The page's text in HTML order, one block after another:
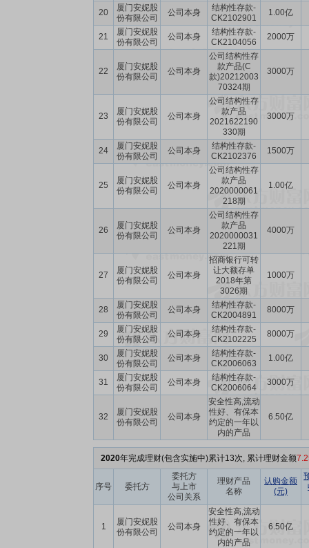
20
厦门安妮股
份有限公司
公司本身
结构性存款-
CK2102901
1.00亿
21
厦门安妮股
份有限公司
公司本身
结构性存款-
CK2104056
2000万
22
厦门安妮股
份有限公司
公司本身
公司结构性存
款产品(C
款)20212003
70324期
3000万
23
厦门安妮股
份有限公司
公司本身
公司结构性存
款产品
2021622190
330期
3000万
24
厦门安妮股
份有限公司
公司本身
结构性存款-
CK2102376
1500万
25
厦门安妮股
份有限公司
公司本身
公司结构性存
款产品
2020000061
218期
1.00亿
26
厦门安妮股
份有限公司
公司本身
公司结构性存
款产品
2020000031
221期
4000万
27
厦门安妮股
份有限公司
公司本身
招商银行可转
让大额存单
2018年第
3026期
1000万
28
厦门安妮股
份有限公司
公司本身
结构性存款-
CK2004891
8000万
29
厦门安妮股
份有限公司
公司本身
结构性存款-
CK2102225
8000万
30
厦门安妮股
份有限公司
公司本身
结构性存款-
CK2006063
1.00亿
31
厦门安妮股
份有限公司
公司本身
结构性存款-
CK2006064
3000万
32
厦门安妮股
份有限公司
公司本身
安全性高,流动
性好、有保本
约定的一年以
内的产品
6.50亿
2020年完成理财(包含实施中)累计13次, 累计理财金额
序号 委托方
委托方
与上市
公司关系
理财产品
名称
认购金额
(元)
1
厦门安妮股
份有限公司
公司本身
安全性高,流动
性好、有保本
约定的一年以
内的产品
6.50亿